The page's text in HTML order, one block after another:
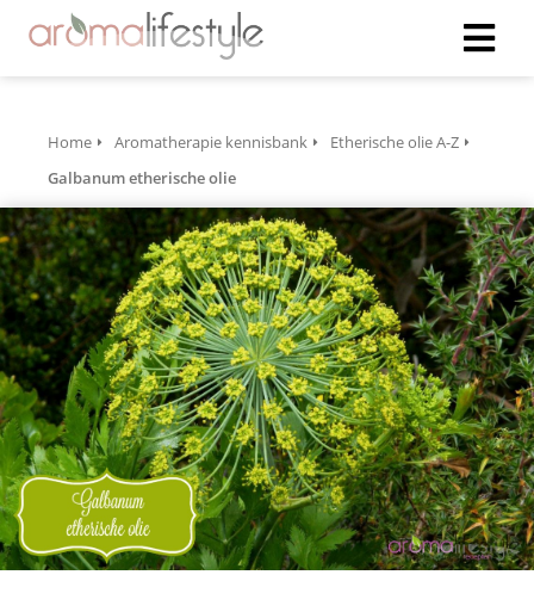
Home Aromatherapie kennisbank
Etherische olie A-Z
Galbanum etherische olie